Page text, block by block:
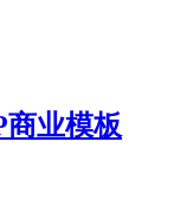
商业模板